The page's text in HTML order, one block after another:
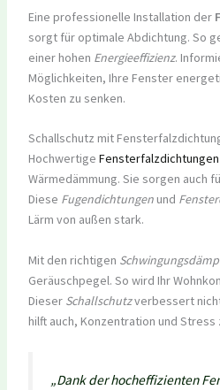
Eine professionelle Installation der
sorgt für optimale Abdichtung. So
einer hohen Energieeffizienz.
Möglichkeiten, Ihre Fenster
Kosten zu senken.
Schallschutz mit
Hochwertige Fensterfalzdichtungen
Wärmedämmung. Sie sorgen auch
Diese Fugendichtungenund
Lärm von außen stark.
Mit den richtigen
Geräuschpegel. So wird Ihr
Dieser Schallschutzverbessert
hilft auch, Konzentration und Stress
„Dank der hocheffizienten